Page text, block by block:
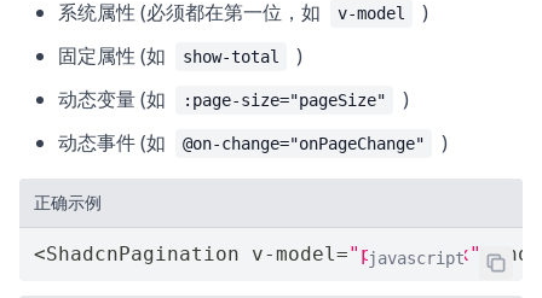
系统属性 (必须都在第一位，如
v-model
)
固定属性 (如
show-total
)
动态变量 (如
:page-size="pageSize"
)
动态事件 (如
@on-change="onPageChange" )
正确示例
javascript
<ShadcnPagination v-model="pageIndex" show